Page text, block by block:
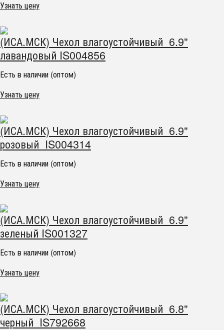
Узнать цену
(ИСА.МСК) Чехол влагоустойчивый 6.9"
лавандовый IS004856
Есть в наличии (оптом)
Узнать цену
(ИСА.МСК) Чехол влагоустойчивый 6.9"
розовый IS004314
Есть в наличии (оптом)
Узнать цену
(ИСА.МСК) Чехол влагоустойчивый 6.9"
зеленый IS001327
Есть в наличии (оптом)
Узнать цену
(ИСА.МСК) Чехол влагоустойчивый 6.8"
черный IS792668